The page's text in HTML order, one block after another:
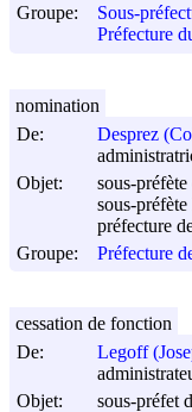
Groupe:
Sous-
Préfecture
De:
Desprez
Objet:
sous-
sous-préfète
préfecture
Groupe:
Préfecture
nomination
De:
Legoff
Objet:
sous-préfet
cessation de fonction